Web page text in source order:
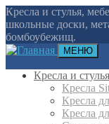
Кресла и стулья,
школьные доски,
бомбоубежищ.
МЕНЮ
Кресла и стулья
Кресла
Кресла
Кресла